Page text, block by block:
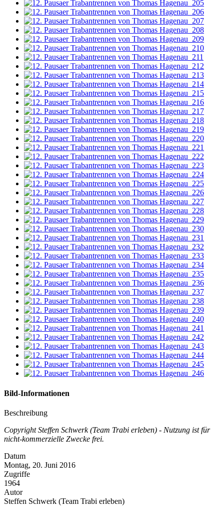
Bild-Informationen
Beschreibung
Copyright Steffen Schwerk (Team Trabi erleben) - Nutzung ist für
nicht-kommerzielle Zwecke frei.
Datum
Montag, 20. Juni 2016
Zugriffe
1964
Autor
Steffen Schwerk (Team Trabi erleben)